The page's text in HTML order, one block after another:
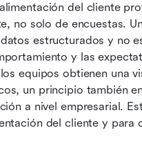
del cliente
no solo de encuestas.
estructurados y no
y las
equipos obtienen una
un principio también
a nivel empresarial.
del cliente y para